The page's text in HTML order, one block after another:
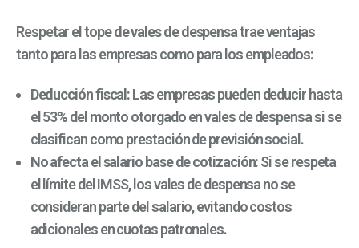
Respetar eltope de vales de despensatrae ventajas
tanto para las empresas como para los empleados:
Deducción fiscal:Las empresas pueden deducir hasta
el 53% del monto otorgado en vales de despensa si se
clasifican como prestación de previsión social.
No afecta el salario base de cotización:Si se respeta
el límite del IMSS, los vales de despensa no se
consideran parte del salario, evitando costos
adicionales en cuotas patronales.